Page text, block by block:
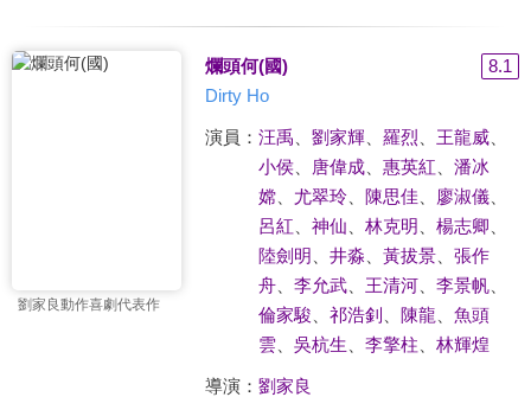
劉家良動作喜劇代表作
爛頭何(國)
8.1
Dirty Ho
演員： 汪禹 劉家輝、 羅烈 王龍威、
小侯、 唐偉成、 惠英紅
潘冰
嫦、 尤翠玲、 陳思佳 廖淑儀、
呂紅
神仙 林克明 楊志卿
陸劍明
井淼 黃拔景、 張作
舟、 李允武、 王清河、 李景帆、
倫家駿
祁浩釗 陳龍
魚頭
雲、 吳杭生 李擎柱 林輝煌
導演： 劉家良